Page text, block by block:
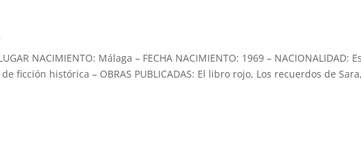
NACIMIENTO: Málaga – FECHA NACIMIENTO: 1969 – NACIONALIDAD:
de ficción histórica – OBRAS PUBLICADAS: El libro rojo, Los recuerdos de